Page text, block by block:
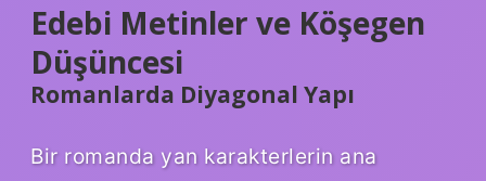
Edebi Metinler ve Köşegen
Düşüncesi
Romanlarda Diyagonal Yapı
Bir romanda yan karakterlerin ana